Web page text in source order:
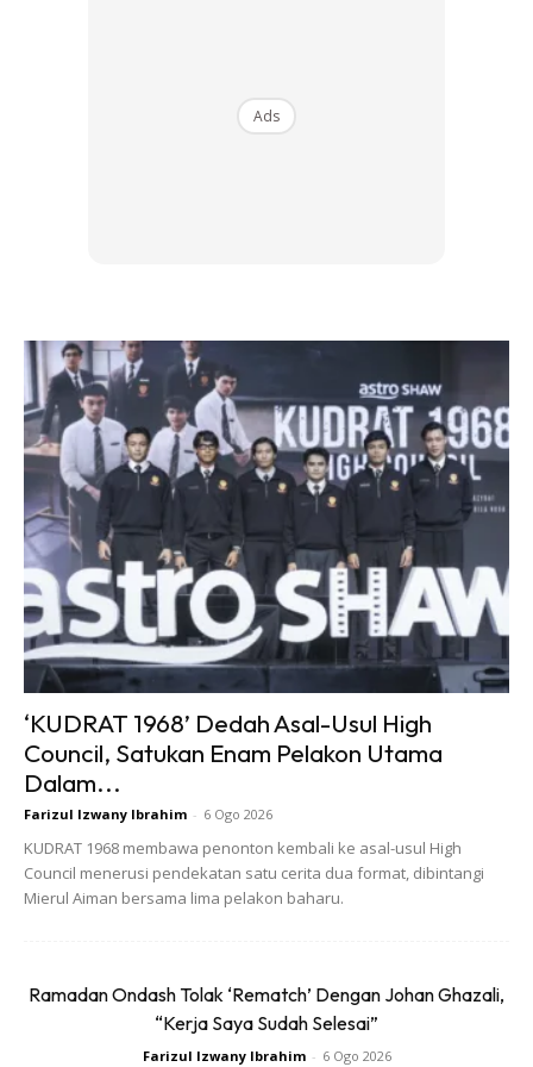
Ads
Ini menjadikan Fitness @ Sea pilihan ideal bagi mereka yang
ingin mengekalkan stamina sambil menikmati suasana laut
yang menenangkan.
Ads
‘KUDRAT 1968’ Dedah Asal-Usul High
Council, Satukan Enam Pelakon Utama
Dalam...
Farizul Izwany Ibrahim - 6 Ogo 2026
KUDRAT 1968 membawa penonton kembali ke asal-usul High
Council menerusi pendekatan satu cerita dua format, dibintangi
Mierul Aiman bersama lima pelakon baharu.
Ramadan Ondash Tolak ‘Rematch’ Dengan Johan Ghazali,
“Kerja Saya Sudah Selesai”
Farizul Izwany Ibrahim - 6 Ogo 2026